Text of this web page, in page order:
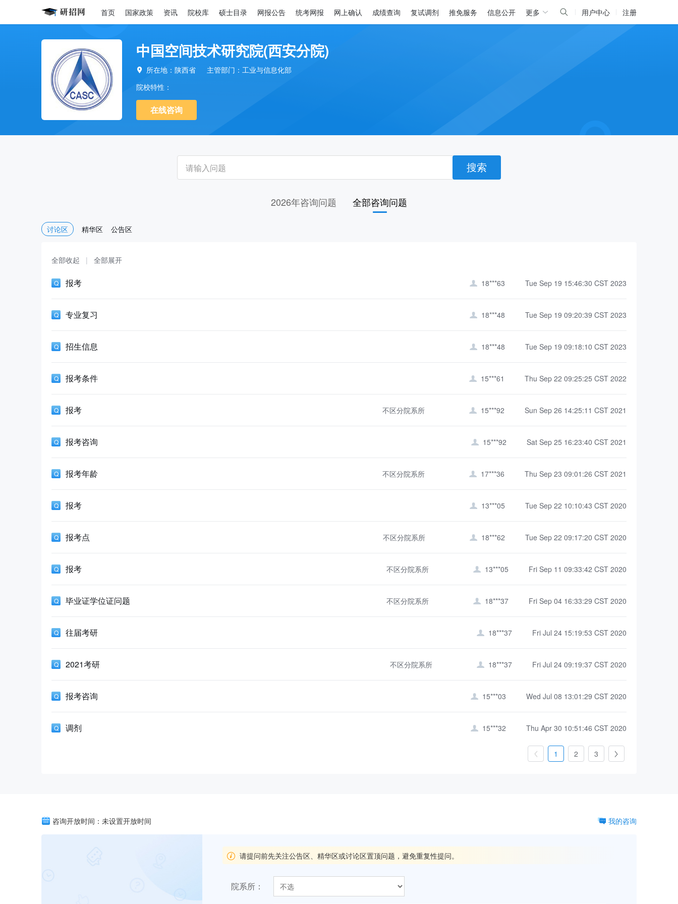
首页 国家政策 资讯 院校库 硕士目录 网报公告 统考网报 网上确认 成绩查询 复试调剂 推免服务 信息公开 更多 用户中心 注册
中国空间技术研究院(西安分院)
 所在地：陕西省
主管部门：工业与信息化部
院校特性：
在线咨询
搜索
2026年咨询问题 全部咨询问题
讨论区 精华区 公告区
全部收起 | 全部展开
报考  18***63 Tue Sep 19 15:46:30 CST 2023
专业复习  18***48 Tue Sep 19 09:20:39 CST 2023
招生信息  18***48 Tue Sep 19 09:18:10 CST 2023
报考条件  15***61 Thu Sep 22 09:25:25 CST 2022
报考 不区分院系所  15***92 Sun Sep 26 14:25:11 CST 2021
报考咨询  15***92 Sat Sep 25 16:23:40 CST 2021
报考年龄 不区分院系所  17***36 Thu Sep 23 09:01:26 CST 2021
报考  13***05 Tue Sep 22 10:10:43 CST 2020
报考点 不区分院系所  18***62 Tue Sep 22 09:17:20 CST 2020
报考 不区分院系所  13***05 Fri Sep 11 09:33:42 CST 2020
毕业证学位证问题 不区分院系所  18***37 Fri Sep 04 16:33:29 CST 2020
往届考研  18***37 Fri Jul 24 15:19:53 CST 2020
2021考研 不区分院系所  18***37 Fri Jul 24 09:19:37 CST 2020
报考咨询  15***03 Wed Jul 08 13:01:29 CST 2020
调剂  15***32 Thu Apr 30 10:51:46 CST 2020
 1 2 3 
咨询开放时间：未设置开放时间 我的咨询